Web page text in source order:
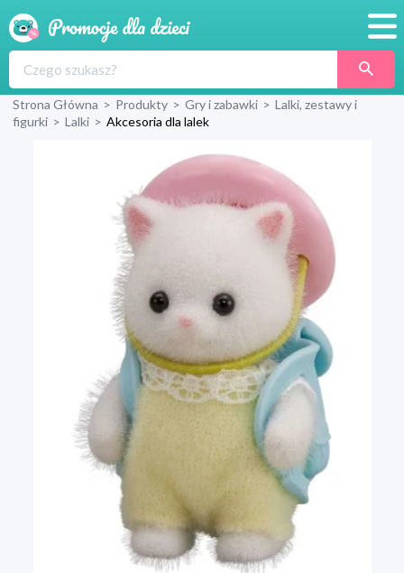
Produkty
Sklepy
Blog
Strona Główna > Produkty > Gry i zabawki > Lalki, zestawy i
figurki > Lalki > Akcesoria dla lalek